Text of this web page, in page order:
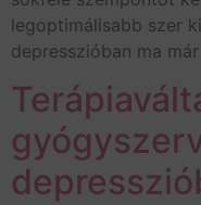
legoptimálisabb szer
depresszióban ma